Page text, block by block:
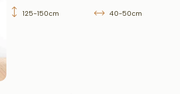
125-150cm 40-50cm